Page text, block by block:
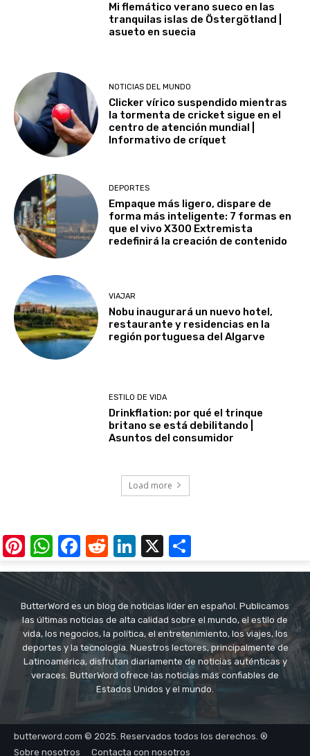
Mi flemático verano sueco en las
tranquilas islas de Östergötland |
asueto en suecia
NOTICIAS DEL MUNDO
Clicker vírico suspendido mientras
la tormenta de cricket sigue en el
centro de atención mundial |
Informativo de críquet
DEPORTES
Empaque más ligero, dispare de
forma más inteligente: 7 formas en
que el vivo X300 Extremista
redefinirá la creación de contenido
VIAJAR
Nobu inaugurará un nuevo hotel,
restaurante y residencias en la
región portuguesa del Algarve
ESTILO DE VIDA
Drinkflation: por qué el trinque
britano se está debilitando |
Asuntos del consumidor
Load more
Pinterest
WhatsApp
Facebook
RedditLinkedIn
X
ButterWord es un blog de noticias líder en español. Publicamos
las últimas noticias de alta calidad sobre el mundo, el estilo de
vida, los negocios, la política, el entretenimiento, los viajes, los
deportes y la tecnología. Nuestros lectores, principalmente de
Latinoamérica, disfrutan diariamente de noticias auténticas y
veraces. ButterWord ofrece las noticias más confiables de
Estados Unidos y el mundo.
butterword.com © 2025. Reservados todos los derechos. ®
Sobre nosotros
Contacta con nosotros